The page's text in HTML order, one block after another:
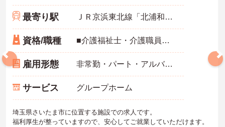
最寄り駅 ＪＲ京浜東北線「北浦和駅」徒歩15分
資格/職種 ■介護福祉士・介護職員初任者研修（ヘルパー2級）以上
雇用形態 非常勤・パート・アルバイト
サービス グループホーム
埼玉県さいたま市に位置する施設での求人です。
福利厚生が整っていますので、安心してご就業していただけます。